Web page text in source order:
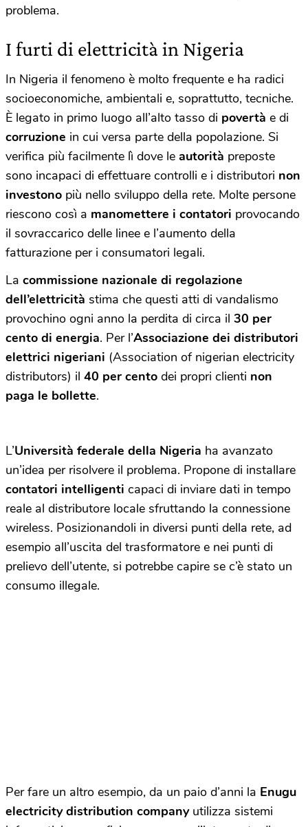
problema.
I furti di elettricità in Nigeria
In Nigeria il fenomeno è molto frequente e ha radici
socioeconomiche, ambientali e, soprattutto, tecniche.
È legato in primo luogo all’alto tasso di povertà e di
corruzione in cui versa parte della popolazione. Si
verifica più facilmente lì dove le autorità preposte
sono incapaci di effettuare controlli e i distributori non
investono più nello sviluppo della rete. Molte persone
riescono così a manomettere i contatori provocando
il sovraccarico delle linee e l’aumento della
fatturazione per i consumatori legali.
La commissione nazionale di regolazione
dell’elettricità stima che questi atti di vandalismo
provochino ogni anno la perdita di circa il 30 per
cento di energia. Per l’Associazione dei distributori
elettrici nigeriani (Association of nigerian electricity
distributors) il 40 per cento dei propri clienti non
paga le bollette.
L’Università federale della Nigeria ha avanzato
un’idea per risolvere il problema. Propone di installare
contatori intelligenti capaci di inviare dati in tempo
reale al distributore locale sfruttando la connessione
wireless. Posizionandoli in diversi punti della rete, ad
esempio all’uscita del trasformatore e nei punti di
prelievo dell’utente, si potrebbe capire se c’è stato un
consumo illegale.
Per fare un altro esempio, da un paio d’anni la Enugu
electricity distribution companyutilizza sistemi